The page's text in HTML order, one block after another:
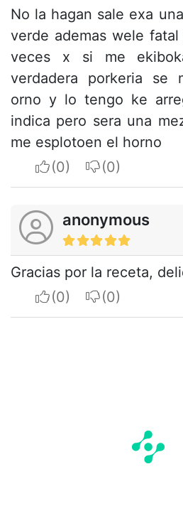
No la hagan sale exa
verde ademas wele
veces x si me
verdadera porkeria se
orno y lo tengo ke
indica pero sera una
me esplotoen el horno
I apreciateI do not
anonymous
Gracias por la receta,
I apreciateI do not